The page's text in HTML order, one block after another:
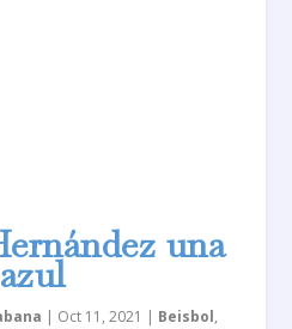
una
| Oct 11, 2021 | Beisbol,